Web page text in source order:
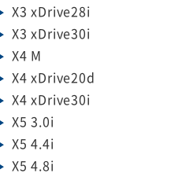
X3 xDrive28i
X3 xDrive30i
X4 M
X4 xDrive20d
X4 xDrive30i
X5 3.0i
X5 4.4i
X5 4.8i